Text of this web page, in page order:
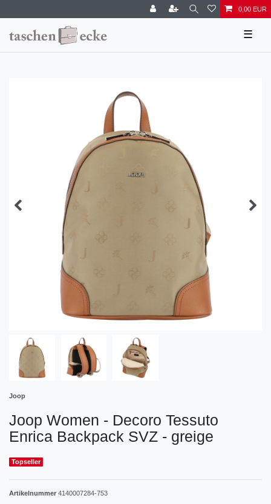
0,00 EUR
☰
Joop
Joop Women - Decoro Tessuto
Enrica Backpack SVZ - greige
Topseller
Artikelnummer 4140007284-753